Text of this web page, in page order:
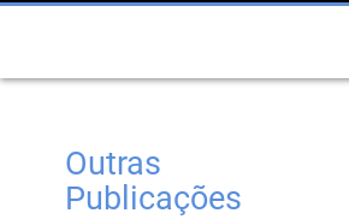
Outras
Publicações